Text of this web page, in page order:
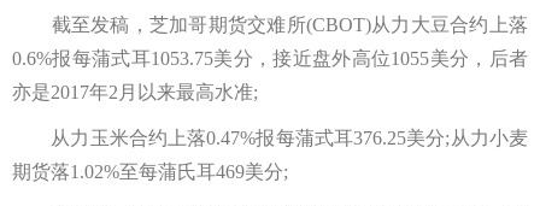
截至发稿，芝加哥期货交难所(CBOT)从力大豆合约上落
0.6%报每蒲式耳1053.75美分，接近盘外高位1055美分，后者
亦是2017年2月以来最高水准;
从力玉米合约上落0.47%报每蒲式耳376.25美分;从力小麦
期货落1.02%至每蒲氏耳469美分;